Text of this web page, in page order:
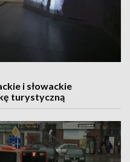
i słowackie
turystyczną